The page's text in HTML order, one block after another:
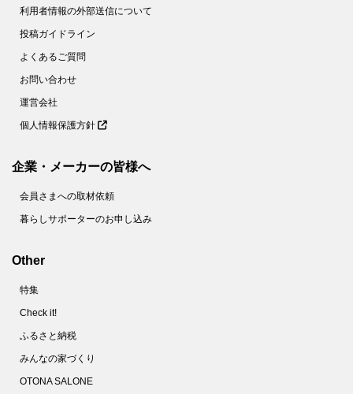
利用者情報の外部送信について
投稿ガイドライン
よくあるご質問
お問い合わせ
運営会社
個人情報保護方針
企業・メーカーの皆様へ
会員さまへの取材依頼
暮らしサポーターのお申し込み
Other
特集
Check it!
ふるさと納税
みんなの家づくり
OTONA SALONE